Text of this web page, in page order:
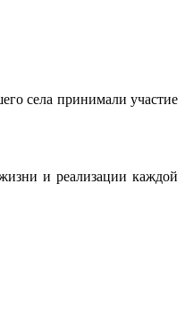
села принимали участие
и реализации каждой